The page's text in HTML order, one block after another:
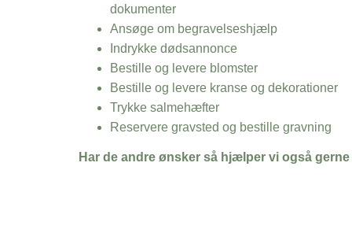
dokumenter
Ansøge om begravelseshjælp
Indrykke dødsannonce
Bestille og levere blomster
Bestille og levere kranse og dekorationer
Trykke salmehæfter
Reservere gravsted og bestille gravning
Har de andre ønsker så hjælper vi også gerne